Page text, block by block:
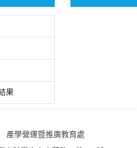
果
產學營運暨推廣教育處